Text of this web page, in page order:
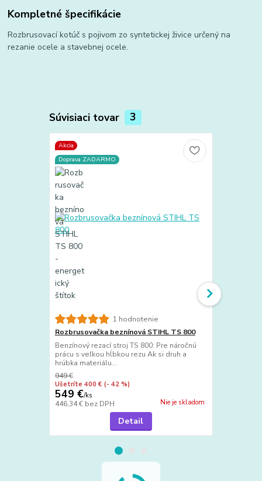
Kompletné špecifikácie
Rozbrusovací kotúč s pojivom zo syntetickej živice určený na
rezanie ocele a stavebnej ocele.
Súvisiaci tovar 3
Akcia
Doprava ZADARMO
1 hodnotenie
Rozbrusovačka beznínová STIHL TS 800
Benzínový rezací stroj TS 800: Pre náročnú
prácu s veľkou hĺbkou rezu Ak si druh a
hrúbka materiálu...
949 €
Ušetríte 400 € (- 42 %)
549 €/ks
446,34 € bez DPH Nie je skladom
Detail